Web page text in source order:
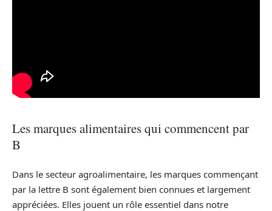
Les marques alimentaires qui commencent par
B
Dans le secteur agroalimentaire, les marques commençant
par la lettre B sont également bien connues et largement
appréciées. Elles jouent un rôle essentiel dans notre